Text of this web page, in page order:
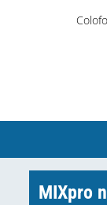
MIXpro